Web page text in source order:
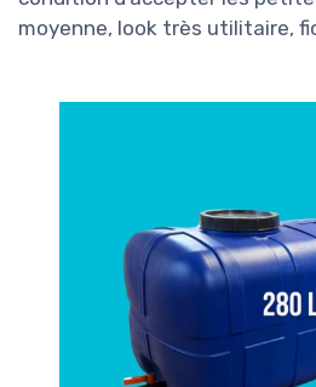
moyenne, look très utilitaire,